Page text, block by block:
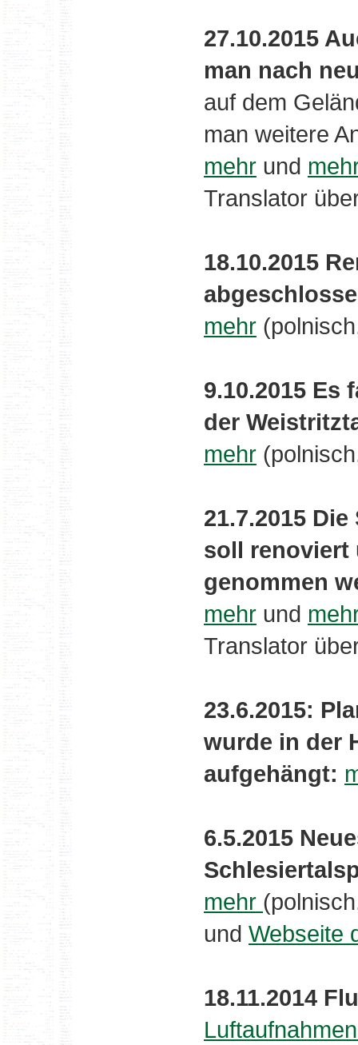
27.10.2015
man nach
auf dem
man weitere
mehr und
Translator
18.10.2015
mehr
9.10.2015 Es
der
mehr
21.7.2015
soll renoviert
genommen
mehr und
Translator
23.6.2015:
wurde in der
aufgehängt:
6.5.2015
mehr
und Webseite
18.11.2014